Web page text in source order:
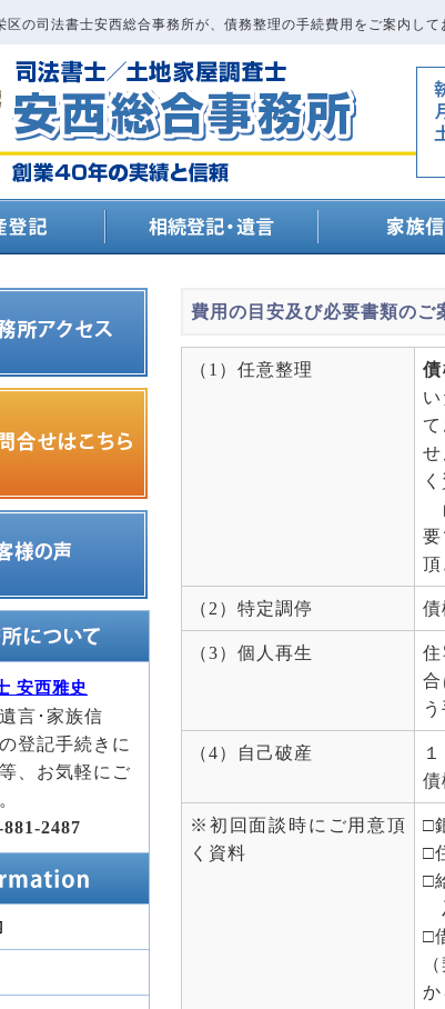
区の司法書士安西総合事務所が、債務整理の手続費用をご案内して
安西雅史
言･家族信
登記手続きに
、お気軽にご
2487
費用の目安及び必要書類のご
（1）任意整理
頂
（2）特定調停 債
（3）個人再生
（4）自己破産
債
※初回面談時にご用意頂
く資料
□
□
□
□
か